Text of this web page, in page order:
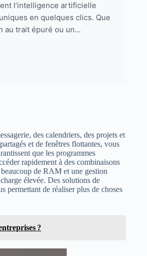
l’intelligence artificielle
en quelques clics. Que
au trait épuré ou un...
des calendriers, des projets et
et de fenêtres flottantes, vous
que les programmes
rapidement à des combinaisons
de RAM et une gestion
élevée. Des solutions de
permettant de réaliser plus de choses
?